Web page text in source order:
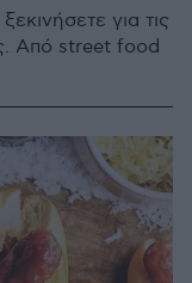
για τις
Από street food